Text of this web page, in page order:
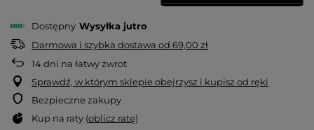
Dostępny Wysyłka jutro
Darmowa i szybka dostawa od 69,00 zł
14dni na łatwy zwrot
Sprawdź, w którym sklepie obejrzysz i kupisz od ręki
Bezpieczne zakupy
Kup na raty (oblicz ratę)